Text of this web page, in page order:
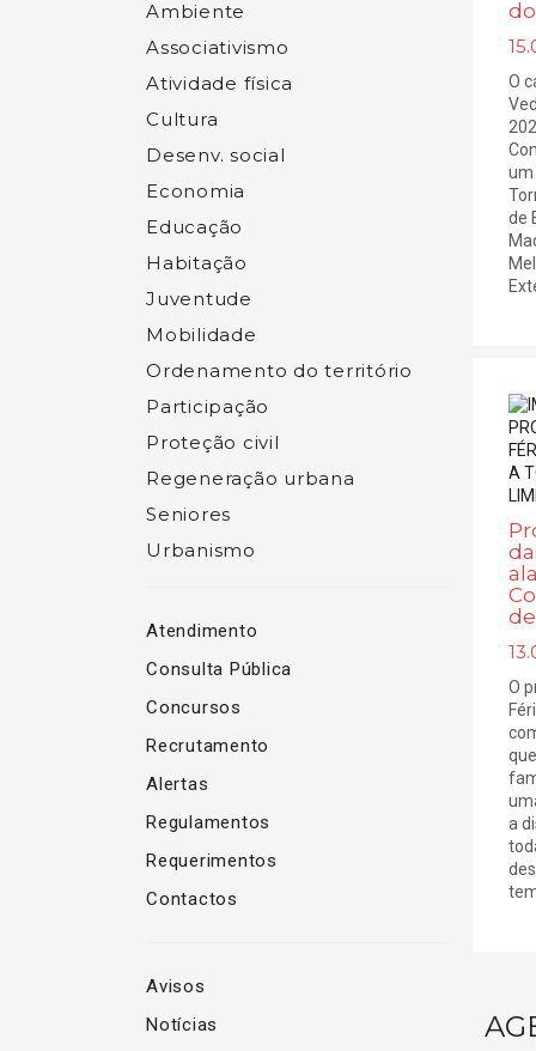
Ambiente
Associativismo
Atividade física
Cultura
Desenv. social
Economia
Educação
Habitação
Juventude
Mobilidade
Ordenamento do território
Participação
Proteção civil
Regeneração urbana
Seniores
Urbanismo
Atendimento
Consulta Pública
Concursos
Recrutamento
Alertas
Regulamentos
Requerimentos
Contactos
Avisos
Notícias
O
um
de
O
a